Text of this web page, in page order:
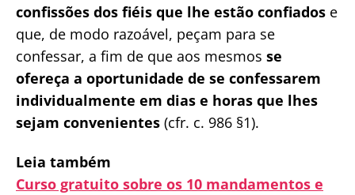
confissões dos fiéis que lhe estão confiados e
que, de modo razoável, peçam para se
confessar, a fim de que aos mesmos se
ofereça a oportunidade de se confessarem
individualmente em dias e horas que lhes
sejam convenientes (cfr. c. 986 §1).
Leia também
Curso gratuito sobre os 10 mandamentos e